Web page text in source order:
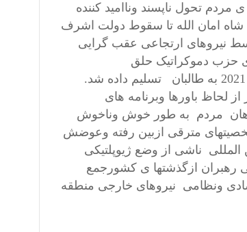
مردم تحول ناپسند وناامید کننده
شاه امان الله تا سقوط دولت اشرف
نیروهای ارتجاعی عقب گرایی
حزب دموکراتیک حلق
افغانتسان(حزب وطن) و نظام جمهوری اسلامی اقغانستان به تاریخ 15 اگست 2021 به طالبان تسلیم داده شد.
لحاظ باورها وبرنامه های
اذهان مردم به طور خوش وناخوش
مترقی ازبین رفته وعوضش
ناشی از وضع ژیوپلتیکی
رهبران ازگذشتها ی کشورجمع
ونظامی نیروهای خارجی منطقه